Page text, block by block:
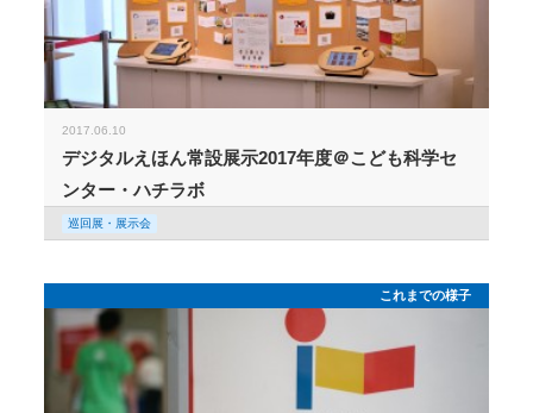
2017.06.10
デジタルえほん常設展示2017年度＠こども科学セ
ンター・ハチラボ
巡回展・展示会
これまでの様子